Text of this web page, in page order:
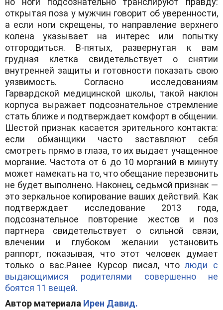
открытая поза у мужчин говорит об уверенности,
а если ноги скрещены, то направление верхнего
колена указывает на интерес или попытку
отгородиться. В-пятых, развернутая к вам
грудная клетка свидетельствует о снятии
внутренней защиты и готовности показать свою
уязвимость. Согласно исследованиям
Гарвардской медицинской школы, такой наклон
корпуса выражает подсознательное стремление
стать ближе и подтверждает комфорт в общении.
Шестой признак касается зрительного контакта:
если обманщики часто заставляют себя
смотреть прямо в глаза, то их выдает учащенное
моргание. Частота от 6 до 10 морганий в минуту
может намекать на то, что обещание перезвонить
не будет выполнено. Наконец, седьмой признак —
это зеркальное копирование ваших действий. Как
подтверждает исследование 2013 года,
подсознательное повторение жестов и поз
партнера свидетельствует о сильной связи,
влечении и глубоком желании установить
раппорт, показывая, что этот человек думает
только о вас.Ранее Курсор писал, чтолюди с
выдающимися родителями совершенно не
боятся 11 вещей.
Автор материала Ирен Давид.